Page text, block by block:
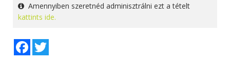
Amennyiben szeretnéd adminisztrálni ezt a tételt
kattints ide.
Facebook